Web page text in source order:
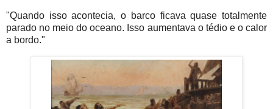
"Quando isso acontecia, o barco ficava quase totalmente
parado no meio do oceano. Isso aumentava o tédio e o calor
a bordo."